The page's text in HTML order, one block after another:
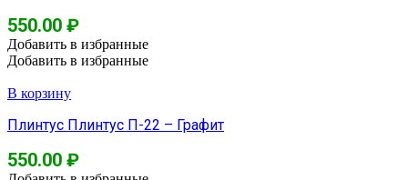
550.00 ₽
Добавить в избранные
Добавить в избранные
В корзину
Плинтус Плинтус П-22 – Графит
550.00 ₽